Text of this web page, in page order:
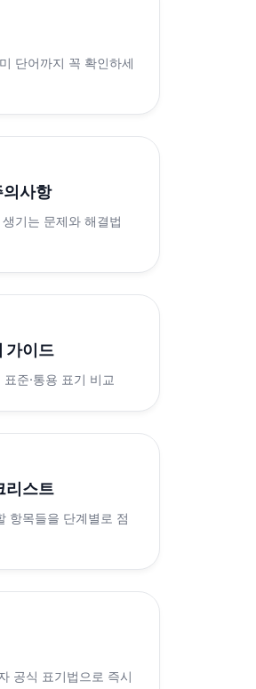
단어까지 꼭 확인하세
의사항
기는 문제와 해결법
가이드
표준·통용 표기 비교
리스트
항목들을 단계별로 점
공식 표기법으로 즉시